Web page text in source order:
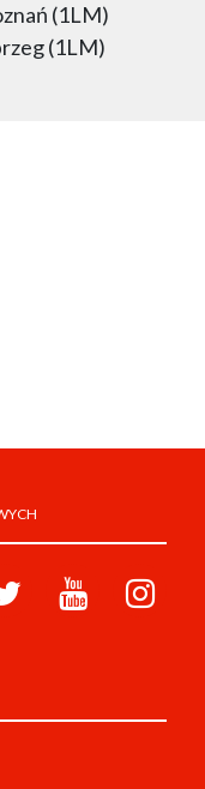
(1LM)
(1LM)